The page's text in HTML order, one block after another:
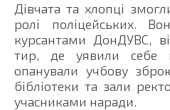
Дівчата та хлопці
ролі поліцейських.
курсантами ДонДУВС,
тир, де уявили себе
опанували учбову
бібліотеки та зали
учасниками наради.